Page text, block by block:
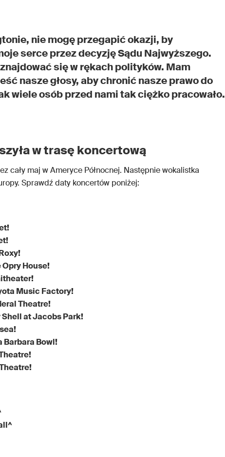
nie mogę przegapić okazji, by
serce przez decyzję Sądu Najwyższego.
się w rękach polityków. Mam
nasze głosy, aby chronić nasze prawo do
wiele osób przed nami tak ciężko pracowało.
w trasę koncertową
cały maj w Ameryce Północnej. Następnie wokalistka
Sprawdź daty koncertów poniżej:
Opry House!
Music Factory!
Theatre!
Shell at Jacobs Park!
Barbara Bowl!